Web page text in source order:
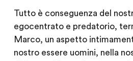
Tutto è conseguenza del
egocentrato e predatorio,
Marco, un aspetto
nostro essere uomini, nella